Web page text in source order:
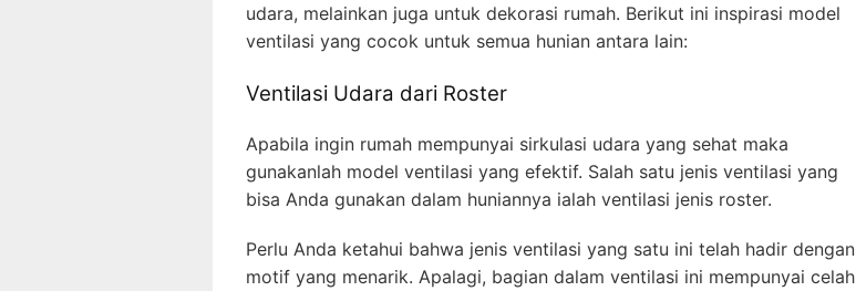
udara, melainkan juga untuk dekorasi rumah. Berikut ini inspirasi model
ventilasi yang cocok untuk semua hunian antara lain:
Ventilasi Udara dari Roster
Apabila ingin rumah mempunyai sirkulasi udara yang sehat maka
gunakanlah model ventilasi yang efektif. Salah satu jenis ventilasi yang
bisa Anda gunakan dalam huniannya ialah ventilasi jenis roster.
Perlu Anda ketahui bahwa jenis ventilasi yang satu ini telah hadir dengan
motif yang menarik. Apalagi, bagian dalam ventilasi ini mempunyai celah